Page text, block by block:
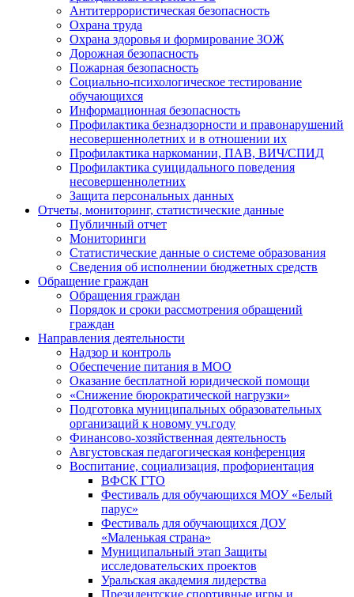
Антитеррористическая безопасность
Охрана труда
Охрана здоровья и формирование ЗОЖ
Дорожная безопасность
Пожарная безопасность
Социально-психологическое тестирование
обучающихся
Информационная безопасность
Профилактика безнадзорности и правонарушений
несовершеннолетних и в отношении их
Профилактика наркомании, ПАВ, ВИЧ/СПИД
Профилактика суицидального поведения
несовершеннолетних
Защита персональных данных
Отчеты, мониторинг, статистические данные
Публичный отчет
Мониторинги
Статистические данные о системе образования
Сведения об исполнении бюджетных средств
Обращение граждан
Обращения граждан
Порядок и сроки рассмотрения обращений
граждан
Направления деятельности
Надзор и контроль
Обеспечение питания в МОО
Оказание бесплатной юридической помощи
«Снижение бюрократической нагрузки»
Подготовка муниципальных образовательных
организаций к новому уч.году
Финансово-хозяйственная деятельность
Августовская педагогическая конференция
Воспитание, социализация, профориентация
ВФСК ГТО
Фестиваль для обучающихся МОУ «Белый
парус»
Фестиваль для обучающихся ДОУ
«Маленькая страна»
Муниципальный этап Защиты
исследовательских проектов
Уральская академия лидерства
Президентские спортивные игры и